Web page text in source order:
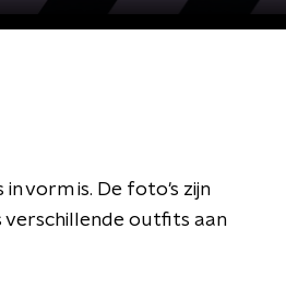
vorm is. De foto's zijn
verschillende outfits aan